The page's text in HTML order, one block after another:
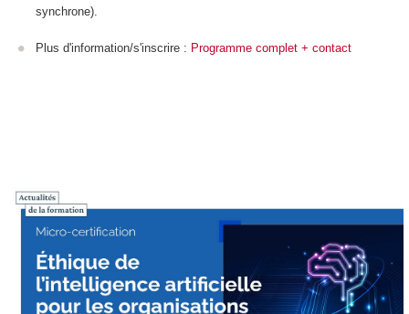
synchrone).
Plus d'information/s'inscrire : Programme complet + contact